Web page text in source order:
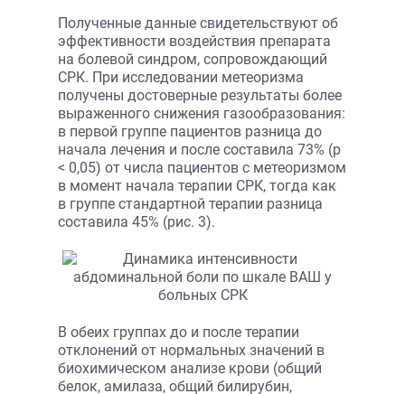
Полученные данные свидетельствуют об
эффективности воздействия препарата
на болевой синдром, сопровождающий
СРК. При исследовании метеоризма
получены достоверные результаты более
выраженного снижения газообразования:
в первой группе пациентов разница до
начала лечения и после составила 73% (р
< 0,05) от числа пациентов с метеоризмом
в момент начала терапии СРК, тогда как
в группе стандартной терапии разница
составила 45% (рис. 3).
В обеих группах до и после терапии
отклонений от нормальных значений в
биохимическом анализе крови (общий
белок, амилаза, общий билирубин,